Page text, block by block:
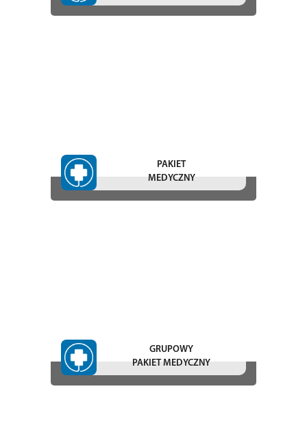
PAKIET
MEDYCZNY
GRUPOWY
PAKIET MEDYCZNY